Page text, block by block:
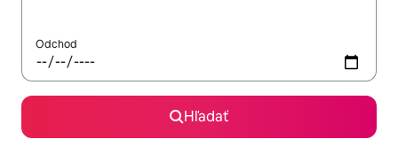
Odchod
Hľadať